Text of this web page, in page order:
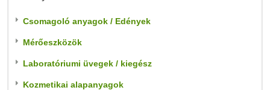
Csomagoló anyagok / Edények
Mérőeszközök
Laboratóriumi üvegek / kiegész
Kozmetikai alapanyagok